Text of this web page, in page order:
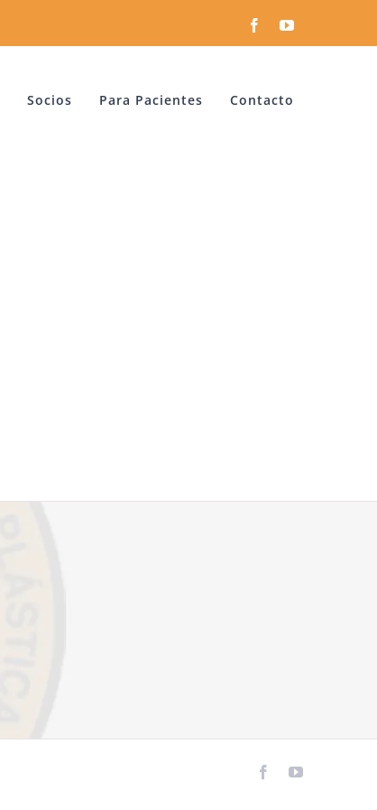
FacebookYouTube
Socios Para Pacientes Contacto
FacebookYouTube